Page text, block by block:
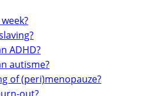
ADHD?
autisme?
of (peri)menopauze?